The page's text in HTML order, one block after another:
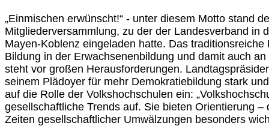
„Einmischen erwünscht!“ - unter diesem Motto stand
Mitgliederversammlung, zu der der Landesverband in
Mayen-Koblenz eingeladen hatte. Das traditionsreiche
Bildung in der Erwachsenenbildung und damit auch
steht vor großen Herausforderungen.
seinem Plädoyer für mehr Demokratiebildung stark
auf die Rolle der Volkshochschulen ein:
gesellschaftliche Trends auf. Sie bieten Orientierung –
Zeiten gesellschaftlicher Umwälzungen besonders